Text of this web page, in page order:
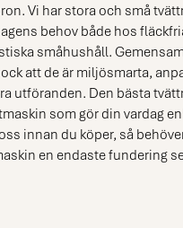
Vi har stora och små
behov både hos
småhushåll.
att de är miljösmarta,
utföranden. Den bästa
som gör din vardag
innan du köper, så
en endaste fundering